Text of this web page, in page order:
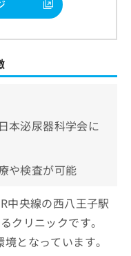
本泌尿器科学会に
や検査が可能
中央線の西八王子駅
クリニックです。
となっています。